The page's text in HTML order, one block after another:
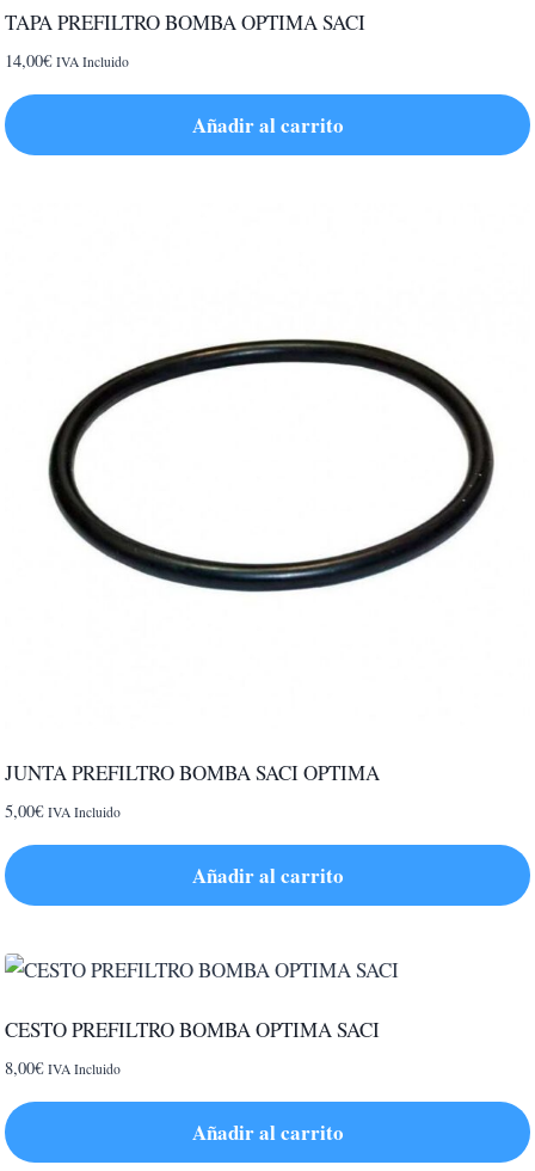
TAPA PREFILTRO BOMBA OPTIMA SACI
14,00€ IVA Incluido
Añadir al carrito
JUNTA PREFILTRO BOMBA SACI OPTIMA
5,00€ IVA Incluido
Añadir al carrito
CESTO PREFILTRO BOMBA OPTIMA SACI
8,00€ IVA Incluido
Añadir al carrito